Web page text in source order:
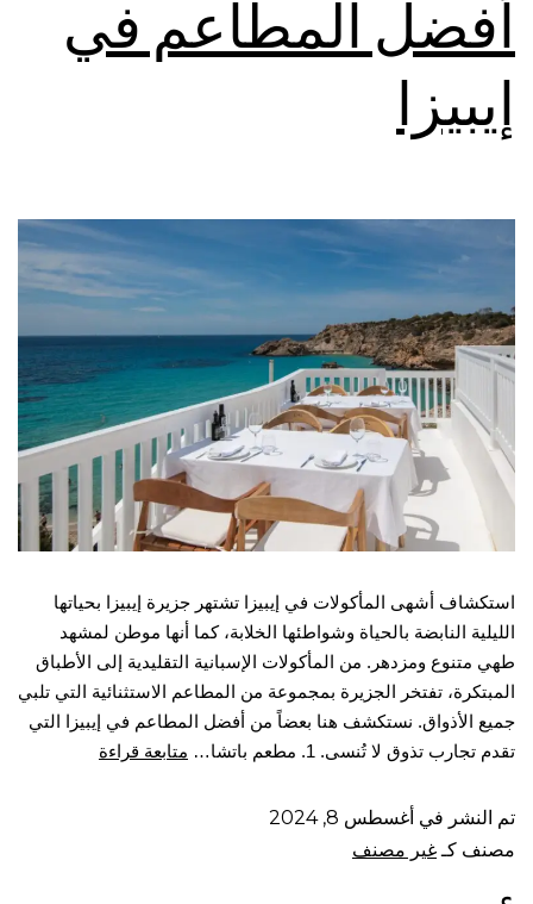
أفضل المطاعم في
إيبيزا
استكشاف أشهى المأكولات في إيبيزا تشتهر جزيرة إيبيزا بحياتها
الليلية النابضة بالحياة وشواطئها الخلابة، كما أنها موطن لمشهد
طهي متنوع ومزدهر. من المأكولات الإسبانية التقليدية إلى الأطباق
المبتكرة، تفتخر الجزيرة بمجموعة من المطاعم الاستثنائية التي تلبي
جميع الأذواق. نستكشف هنا بعضاً من أفضل المطاعم في إيبيزا التي
تقدم تجارب تذوق لا تُنسى. 1. مطعم باتشا…
متابعة قراءة
تم النشر في أغسطس 8, 2024
مصنف كـ غير مصنف